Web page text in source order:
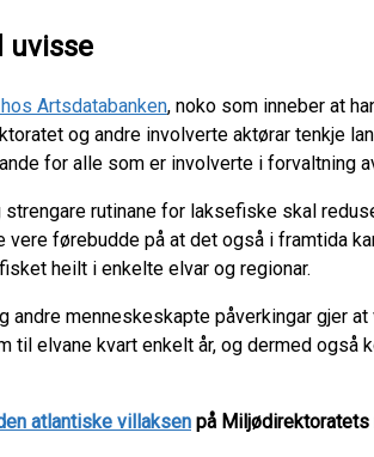
uvisse
Artsdatabanken, noko som inneber at
og andre involverte aktørar tenkje
for alle som er involverte i forvaltning
strengare rutinane for laksefiske skal
vere førebudde på at det også i framtida
heilt i enkelte elvar og regionar.
andre menneskeskapte påverkingar gjer
til elvane kvart enkelt år, og dermed også
atlantiske villaksen på